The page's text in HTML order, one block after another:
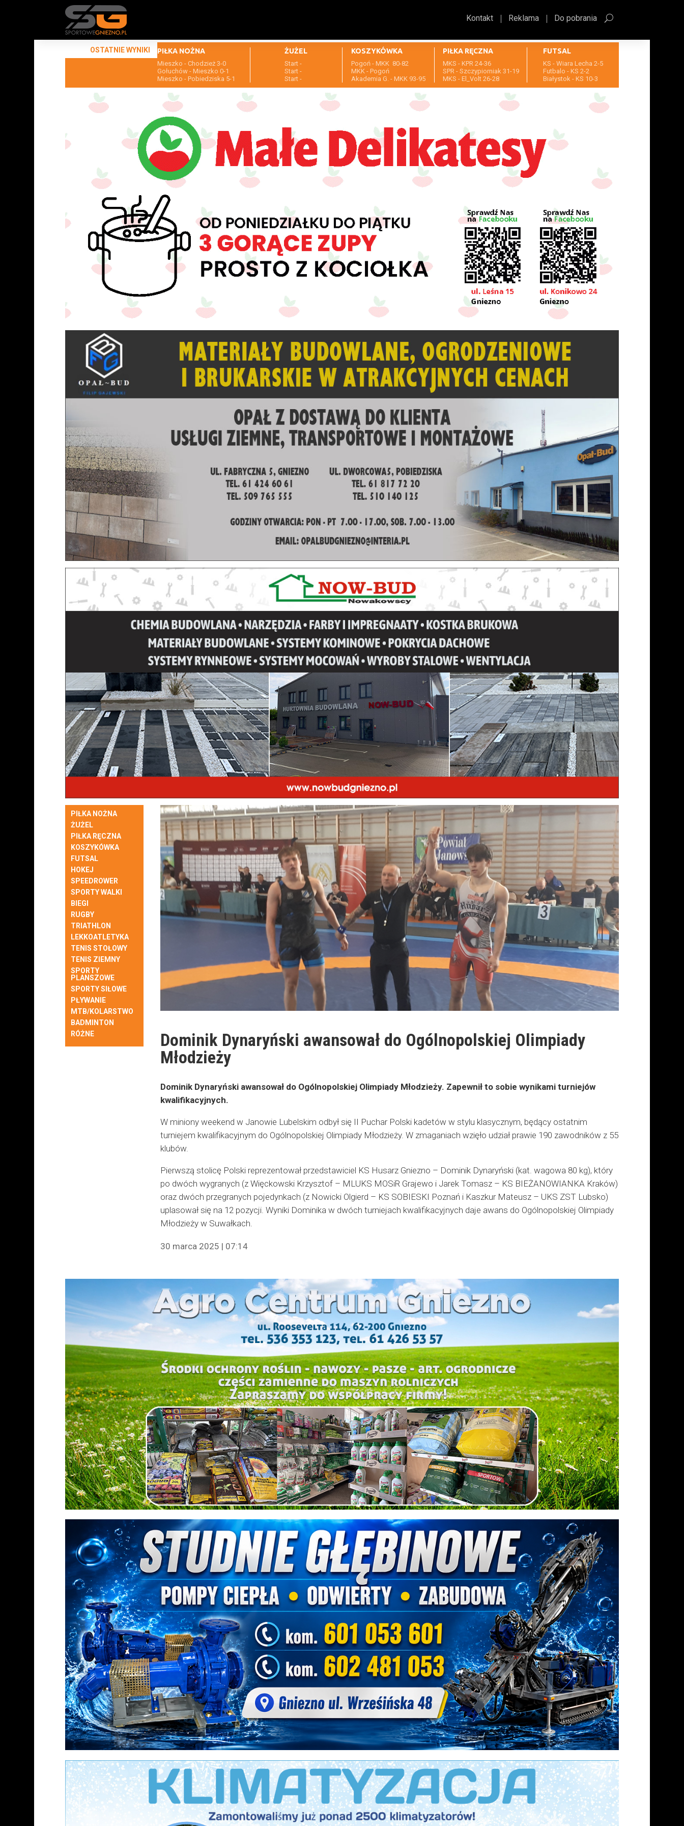
Kontakt Reklama Do pobrania
OSTATNIE WYNIKI PIŁKA NOŻNA
Mieszko - Chodzież 3-0
Gołuchów - Mieszko 0-1
Mieszko - Pobiedziska 5-1
ŻUŻEL
Start -
Start -
Start -
KOSZYKÓWKA
Pogoń - MKK 80-82
MKK - Pogoń
Akademia G. - MKK 93-95
PIŁKA RĘCZNA
MKS - KPR 24-36
SPR - Szczypiorniak 31-19
MKS - El_Volt 26-28
FUTSAL
KS - Wiara Lecha 2-5
Futbalo - KS 2-2
Białystok - KS 10-3
PIŁKA NOŻNA
ŻUŻEL
PIŁKA RĘCZNA
KOSZYKÓWKA
FUTSAL
HOKEJ
SPEEDROWER
SPORTY WALKI
BIEGI
RUGBY
TRIATHLON
LEKKOATLETYKA
TENIS STOŁOWY
TENIS ZIEMNY
SPORTY
PLANSZOWE
SPORTY SIŁOWE
PŁYWANIE
MTB/KOLARSTWO
BADMINTON
RÓŻNE
Dominik Dynaryński awansował do Ogólnopolskiej Olimpiady
Młodzieży
Dominik Dynaryński awansował do Ogólnopolskiej Olimpiady Młodzieży. Zapewnił to sobie wynikami turniejów
kwalifikacyjnych.
W miniony weekend w Janowie Lubelskim odbył się II Puchar Polski kadetów w stylu klasycznym, będący ostatnim
turniejem kwalifikacyjnym do Ogólnopolskiej Olimpiady Młodzieży. W zmaganiach wzięło udział prawie 190 zawodników z 55
klubów.
Pierwszą stolicę Polski reprezentował przedstawiciel KS Husarz Gniezno – Dominik Dynaryński (kat. wagowa 80 kg), który
po dwóch wygranych (z Więckowski Krzysztof – MLUKS MOSiR Grajewo i Jarek Tomasz – KS BIEŻANOWIANKA Kraków)
oraz dwóch przegranych pojedynkach (z Nowicki Olgierd – KS SOBIESKI Poznań i Kaszkur Mateusz – UKS ZST Lubsko)
uplasował się na 12 pozycji. Wyniki Dominika w dwóch turniejach kwalifikacyjnych daje awans do Ogólnopolskiej Olimpiady
Młodzieży w Suwałkach.
30 marca 2025 | 07:14